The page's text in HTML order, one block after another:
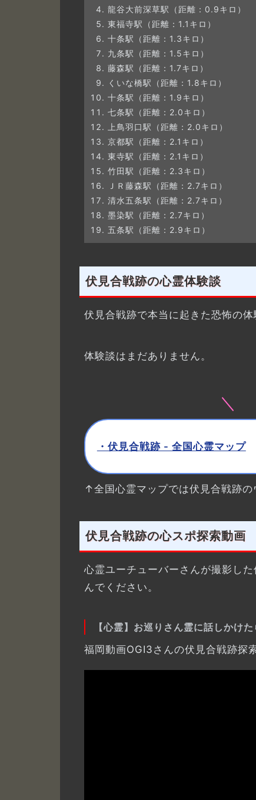
龍谷大前深草駅（距離：0.9キロ）
東福寺駅（距離：1.1キロ）
十条駅（距離：1.3キロ）
九条駅（距離：1.5キロ）
藤森駅（距離：1.7キロ）
くいな橋駅（距離：1.8キロ）
十条駅（距離：1.9キロ）
七条駅（距離：2.0キロ）
上鳥羽口駅（距離：2.0キロ）
京都駅（距離：2.1キロ）
東寺駅（距離：2.1キロ）
竹田駅（距離：2.3キロ）
ＪＲ藤森駅（距離：2.7キロ）
清水五条駅（距離：2.7キロ）
墨染駅（距離：2.7キロ）
五条駅（距離：2.9キロ）
伏見合戦跡の心霊体験談
伏見合戦跡で本当に起きた恐怖の
体験談はまだありません。
・伏見合戦跡 - 全国心霊マップ
↑全国心霊マップでは伏見合戦跡の
伏見合戦跡の心スポ探索動画
心霊ユーチューバーさんが撮影し
んでください。
【心霊】お巡りさん霊に話しかけ
福岡動画OGI3さんの伏見合戦跡探